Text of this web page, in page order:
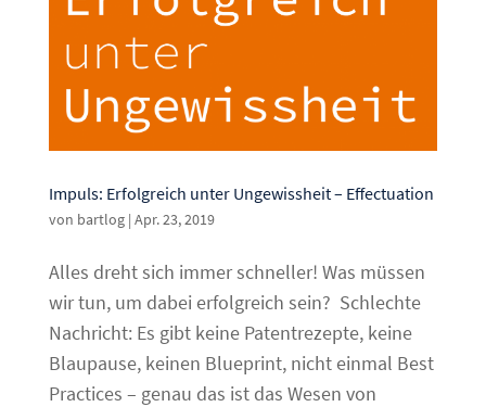
Impuls: Erfolgreich unter Ungewissheit – Effectuation
von bartlog| Apr. 23, 2019
Alles dreht sich immer schneller! Was müssen
wir tun, um dabei erfolgreich sein? Schlechte
Nachricht: Es gibt keine Patentrezepte, keine
Blaupause, keinen Blueprint, nicht einmal Best
Practices – genau das ist das Wesen von